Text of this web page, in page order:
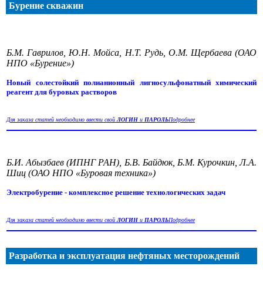
Бурение скважин
Б.М. Гаврилов, Ю.Н. Мойса, Н.Т. Рудь, О.М. Щербаева (ОАО
НПО «Бурение»)
Новый солестойкий полианионный лигносульфонатный химический
реагент для буровых растворов
Для заказа статей необходимо ввести свойЛОГИН и ПАРОЛЬПодробнее
Б.И. Абызбаев (ИПНГ РАН), Б.В. Байдюк, Б.М. Курочкин, Л.А.
Шиц (ОАО НПО «Буровая техника»)
Электробурение - комплексное решение технологических задач
Для заказа статей необходимо ввести свойЛОГИН и ПАРОЛЬПодробнее
Разработка и эксплуатация нефтяных месторождений